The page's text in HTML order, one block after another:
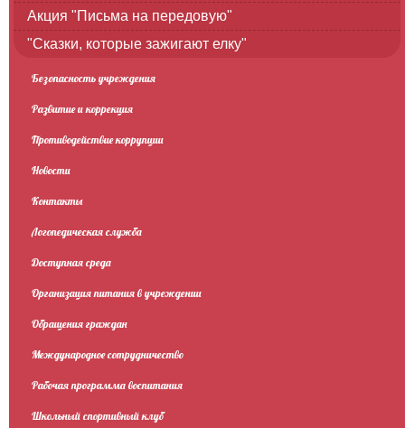
Акция "Письма на передовую"
"Сказки, которые зажигают елку"
Безопасность учреждения
Развитие и коррекция
Противодействие коррупции
Новости
Контакты
Логопедическая служба
Доступная среда
Организация питания в учреждении
Обращения граждан
Международное сотрудничество
Рабочая программа воспитания
Школьный спортивный клуб